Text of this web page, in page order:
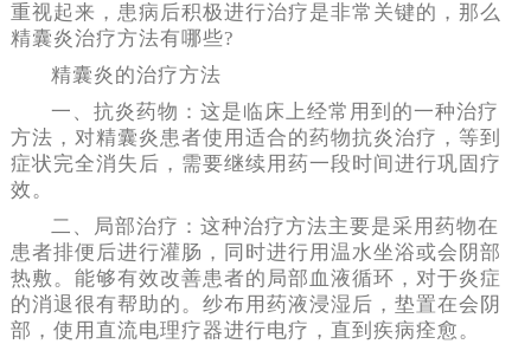
重视起来，患病后积极进行治疗是非常关键的，那么
精囊炎治疗方法有哪些?
精囊炎的治疗方法
一、抗炎药物：这是临床上经常用到的一种治疗
方法，对精囊炎患者使用适合的药物抗炎治疗，等到
症状完全消失后，需要继续用药一段时间进行巩固疗
效。
二、局部治疗：这种治疗方法主要是采用药物在
患者排便后进行灌肠，同时进行用温水坐浴或会阴部
热敷。能够有效改善患者的局部血液循环，对于炎症
的消退很有帮助的。纱布用药液浸湿后，垫置在会阴
部，使用直流电理疗器进行电疗，直到疾病痊愈。